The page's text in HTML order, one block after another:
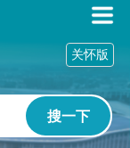
搜一下
关怀版